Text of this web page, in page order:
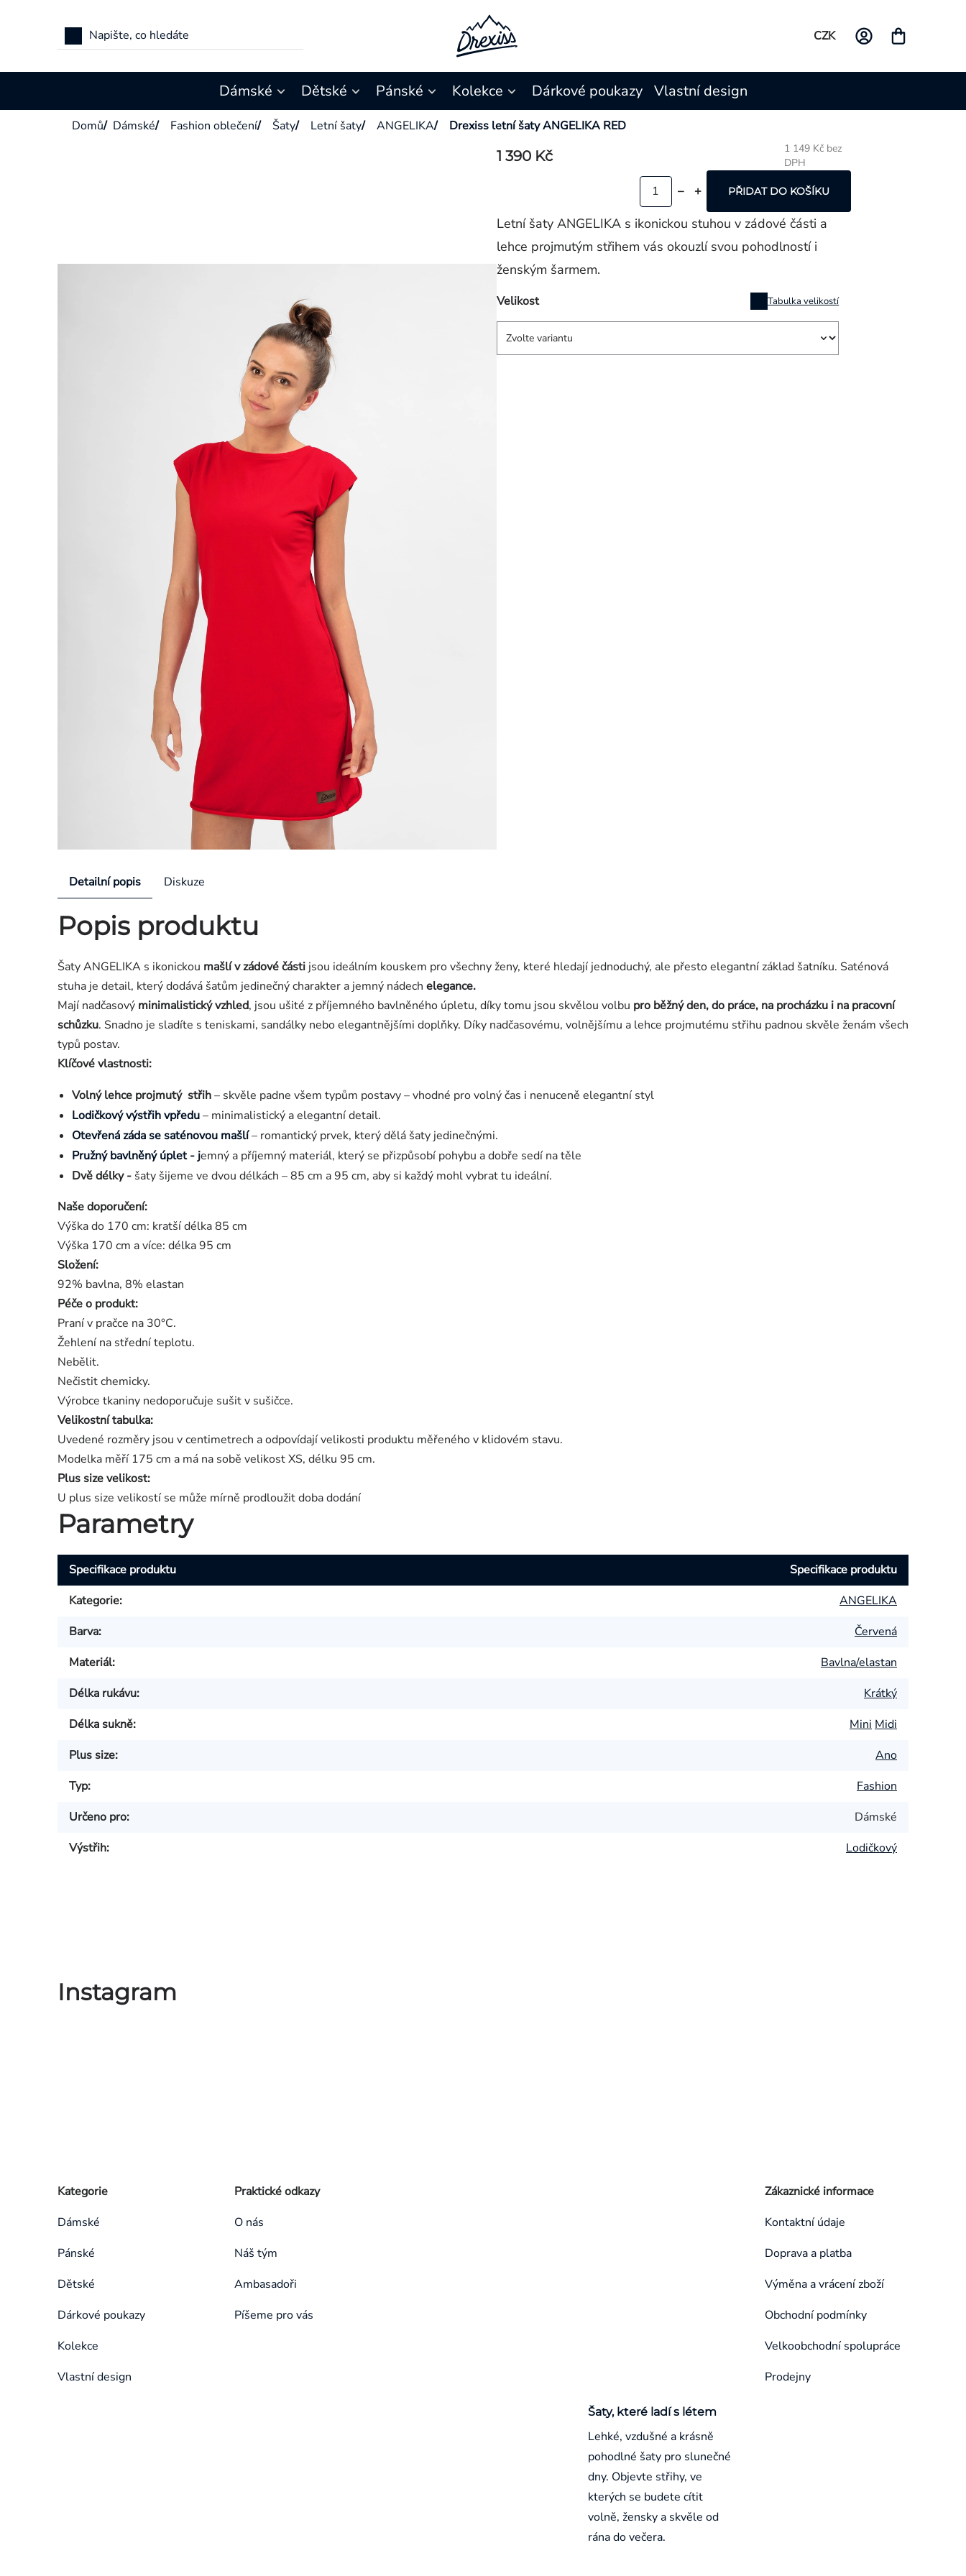
CZK
Dámské Dětské Pánské Kolekce Dárkové poukazy Vlastní design
Domů/ Dámské/ Fashion oblečení/ Šaty/ Letní šaty/ ANGELIKA/ Drexiss letní šaty ANGELIKA RED
1 390 Kč
1 149 Kč bez
DPH
Velikost Tabulka velikostí
PŘIDAT DO KOŠÍKU
Letní šaty ANGELIKA s ikonickou stuhou v zádové části a
lehce projmutým střihem vás okouzlí svou pohodlností i
ženským šarmem.
Detailní popis Diskuze
Popis produktu
Šaty ANGELIKA s ikonickou mašlí v zádové části jsou ideálním kouskem pro všechny ženy, které hledají jednoduchý, ale přesto elegantní základ šatníku. Saténová
stuha je detail, který dodává šatům jedinečný charakter a jemný nádech elegance.
Mají nadčasový minimalistický vzhled, jsou ušité z příjemného bavlněného úpletu, díky tomu jsou skvělou volbu pro běžný den, do práce, na procházku i na pracovní
schůzku. Snadno je sladíte s teniskami, sandálky nebo elegantnějšími doplňky. Díky nadčasovému, volnějšímu a lehce projmutému střihu padnou skvěle ženám všech
typů postav.
Klíčové vlastnosti:
Volný lehce projmutý střih– skvěle padne všem typům postavy – vhodné pro volný čas i nenuceně elegantní styl
Lodičkový výstřih vpředu– minimalistický a elegantní detail.
Otevřená záda se saténovou mašlí– romantický prvek, který dělá šaty jedinečnými.
Pružný bavlněný úplet - jemný a příjemný materiál, který se přizpůsobí pohybu a dobře sedí na těle
Dvě délky - šaty šijeme ve dvou délkách – 85 cm a 95 cm, aby si každý mohl vybrat tu ideální.
Naše doporučení:
Výška do 170 cm: kratší délka 85 cm
Výška 170 cm a více: délka 95 cm
Složení:
92% bavlna, 8% elastan
Péče o produkt:
Praní v pračce na 30°C.
Žehlení na střední teplotu.
Nebělit.
Nečistit chemicky.
Výrobce tkaniny nedoporučuje sušit v sušičce.
Velikostní tabulka:
Uvedené rozměry jsou v centimetrech a odpovídají velikosti produktu měřeného v klidovém stavu.
Modelka měří 175 cm a má na sobě velikost XS, délku 95 cm.
Plus size velikost:
U plus size velikostí se může mírně prodloužit doba dodání
Parametry
Specifikace produktu
Specifikace produktu
Kategorie:
ANGELIKA
Barva:
Červená
Materiál:
Bavlna/elastan
Délka rukávu:
Krátký
Délka sukně: Mini Midi
Plus size:
Ano
Typ:
Fashion
Určeno pro:
Dámské
Výstřih: Lodičkový
Instagram
kategorie
Kategorie
Dámské
Pánské
Dětské
Dárkové poukazy
Kolekce
Vlastní design
Praktické odkazy
O nás
Náš tým
Ambasadoři
Píšeme pro vás
Šaty, které ladí s létem
Lehké, vzdušné a krásně
pohodlné šaty pro slunečné
dny. Objevte střihy, ve
kterých se budete cítit
volně, žensky a skvěle od
rána do večera.
Zákaznické informace
Kontaktní údaje
Doprava a platba
Výměna a vrácení zboží
Obchodní podmínky
Velkoobchodní spolupráce
Prodejny